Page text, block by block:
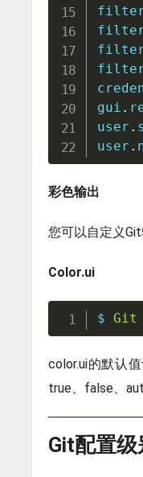
gui .
user .
user .
彩色输出
您可以自定义
Color.ui
$ Git
color.ui的默认
true、false、
Git配置级